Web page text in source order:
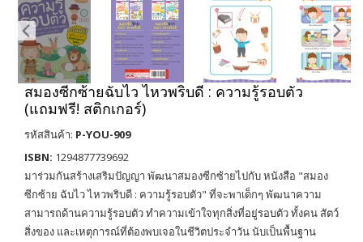
สมองซีกซ้ายฉับไว ไหวพริบดี : ความรู้รอบตัว
(แถมฟรี! สติกเกอร์)
รหัสสินค้า: P-YOU-909
ISBN: 1294877739692
มาร่วมกันสร้างเสริมปัญญา พัฒนาสมองซีกซ้ายไปกับ หนังสือ "สมอง
ซีกซ้าย ฉับไว ไหวพริบดี : ความรู้รอบตัว" ที่จะพาเด็กๆ พัฒนาความ
สามารถด้านความรู้รอบตัว ทำความเข้าใจทุกสิ่งที่อยู่รอบตัว ทั้งคน สัตว์
สิ่งของ และเหตุการณ์ที่ต้องพบเจอในชีวิตประจำวัน นับเป็นพื้นฐาน